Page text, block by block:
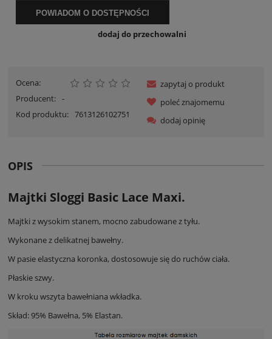
POWIADOM O DOSTĘPNOŚCI
dodaj do przechowalni
Ocena:
Producent: -
Kod produktu: 7613126102751
zapytaj o produkt
poleć znajomemu
dodaj opinię
OPIS
Majtki Sloggi Basic Lace Maxi.
Majtki z wysokim stanem, mocno zabudowane z tyłu.
Wykonane z delikatnej bawełny.
W pasie elastyczna koronka, dostosowuje się do ruchów ciała.
Płaskie szwy.
W kroku wszyta bawełniana wkładka.
Skład: 95% Bawełna, 5% Elastan.